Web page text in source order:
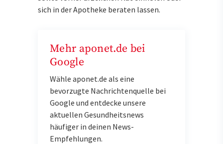
sich in der Apotheke beraten lassen.
Mehr aponet.de bei
Google
Wähle aponet.de als eine
bevorzugte Nachrichtenquelle bei
Google und entdecke unsere
aktuellen Gesundheitsnews
häufiger in deinen News-
Empfehlungen.